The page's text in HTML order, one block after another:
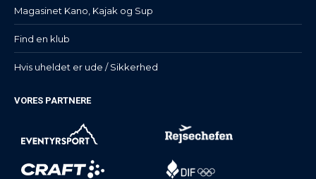
Magasinet Kano, Kajak og Sup
Find en klub
Hvis uheldet er ude / Sikkerhed
VORES PARTNERE